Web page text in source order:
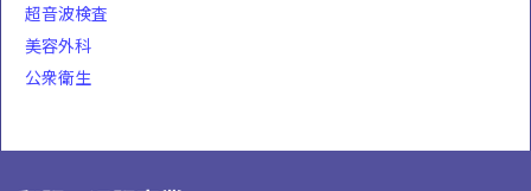
超音波検査
美容外科
公衆衛生